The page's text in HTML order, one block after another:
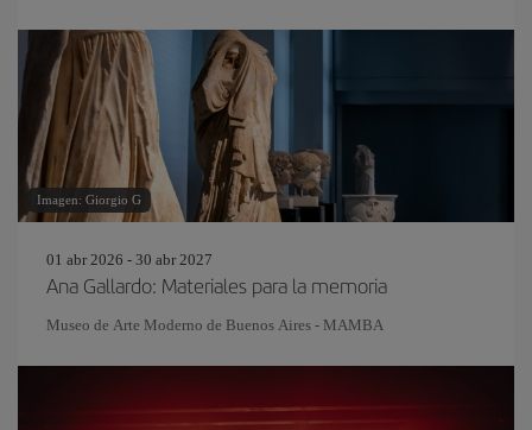
Imagen: Giorgio G
01 abr 2026 - 30 abr 2027
Ana Gallardo: Materiales para la memoria
Museo de Arte Moderno de Buenos Aires - MAMBA